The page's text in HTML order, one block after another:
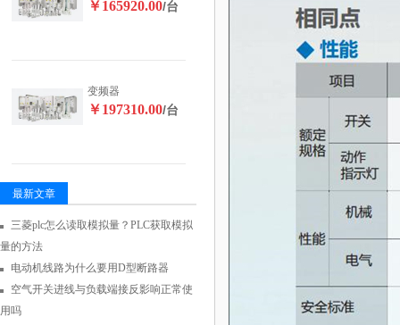
￥165920.00/台
变频器
￥197310.00/台
最新文章
三菱plc怎么读取模拟量？PLC获取模拟
量的方法
电动机线路为什么要用D型断路器
空气开关进线与负载端接反影响正常使
用吗